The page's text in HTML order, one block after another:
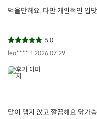
먹을만해요. 다만 개인적인 입
5.0
leo****
2026.07.29
많이 맵지 않고 깔끔해요 닭가